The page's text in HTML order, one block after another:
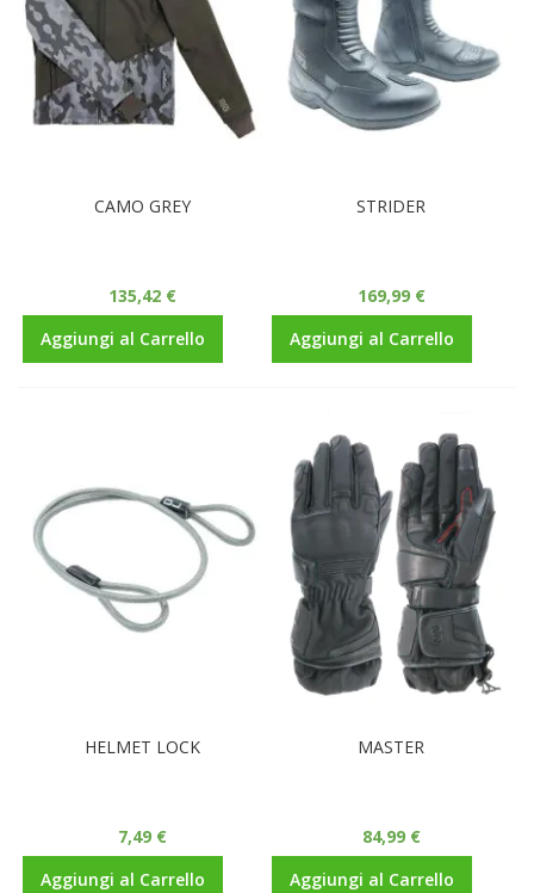
CAMO GREY
135,42 €
Aggiungi al Carrello
STRIDER
169,99 €
Aggiungi al Carrello
HELMET LOCK
7,49 €
Aggiungi al Carrello
MASTER
84,99 €
Aggiungi al Carrello